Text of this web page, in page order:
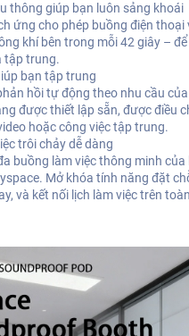
thông giúp bạn luôn sảng khoái
ứng cho phép buồng điện
khí bên trong mỗi 42 giây –
tập trung.
bạn tập trung
hồi tự động theo nhu cầu
được thiết lập sẵn, được điều
hoặc công việc tập trung.
trôi chảy dễ dàng
buồng làm việc thông minh
Mở khóa tính năng đặt
và kết nối lịch làm việc trên